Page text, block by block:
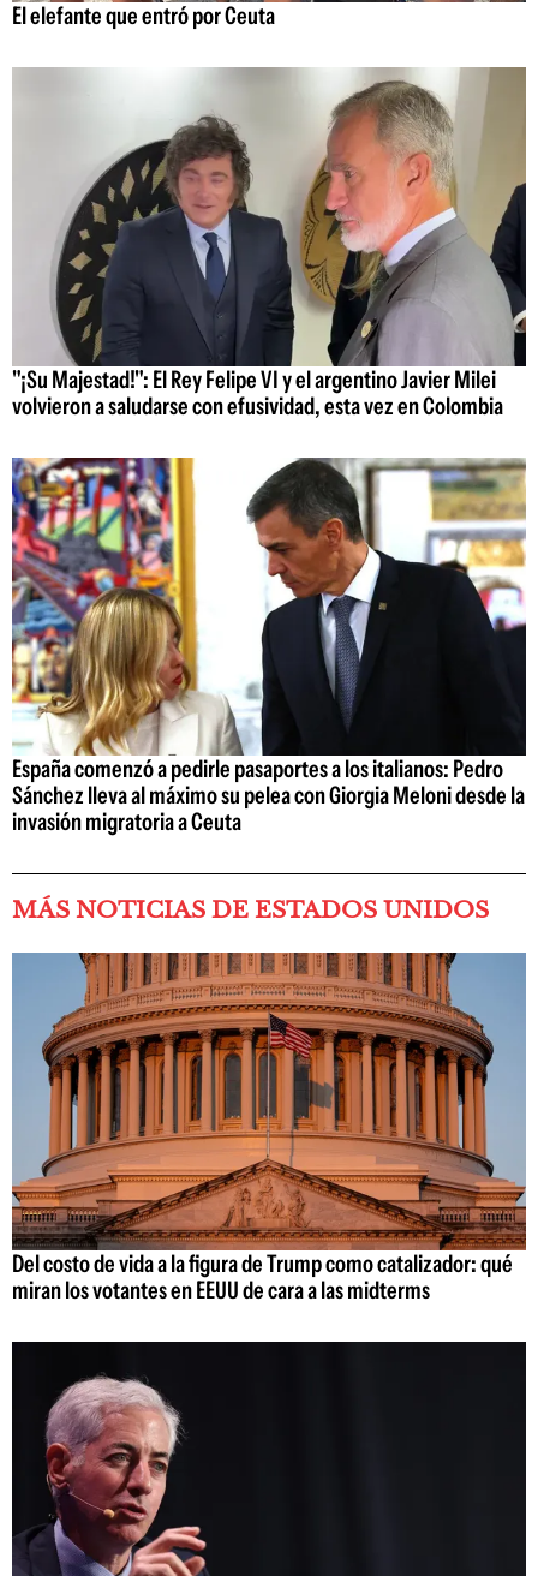
El elefante que entró por Ceuta
"¡Su Majestad!": El Rey Felipe VI y el argentino Javier Milei
volvieron a saludarse con efusividad, esta vez en Colombia
España comenzó a pedirle pasaportes a los italianos: Pedro
Sánchez lleva al máximo su pelea con Giorgia Meloni desde la
invasión migratoria a Ceuta
MÁS NOTICIAS DE ESTADOS UNIDOS
Del costo de vida a la figura de Trump como catalizador: qué
miran los votantes en EEUU de cara a las midterms